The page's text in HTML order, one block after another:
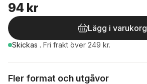
94 kr
Lägg i varukorg
Skickas . Fri frakt över 249 kr.
Fler format och utgåvor